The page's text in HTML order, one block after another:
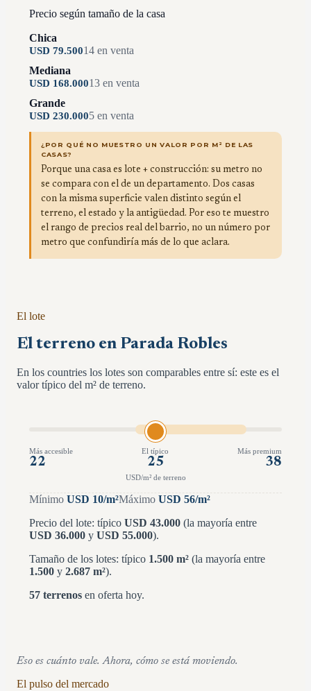
Precio según tamaño de la casa
Chica
USD 79.50014 en venta
Mediana
USD 168.00013 en venta
Grande
USD 230.0005 en venta
¿POR QUÉ NO MUESTRO UN VALOR POR M² DE LAS
CASAS?
Porque una casa es lote + construcción: su metro no
se compara con el de un departamento. Dos casas
con la misma superficie valen distinto según el
terreno, el estado y la antigüedad. Por eso te muestro
el rango de precios real del barrio, no un número por
metro que confundiría más de lo que aclara.
El lote
El terreno en Parada Robles
En los countries los lotes son comparables entre sí: este es el
valor típico del m² de terreno.
Más accesible
22
El típico
25
Más premium
38
USD/m² de terreno
Mínimo USD 10/m²Máximo USD 56/m²
Precio del lote: típico USD 43.000 (la mayoría entre
USD 36.000 y USD 55.000).
Tamaño de los lotes: típico 1.500 m² (la mayoría entre
1.500 y 2.687 m²).
57 terrenos en oferta hoy.
Eso es cuánto vale. Ahora, cómo se está moviendo.
El pulso del mercado